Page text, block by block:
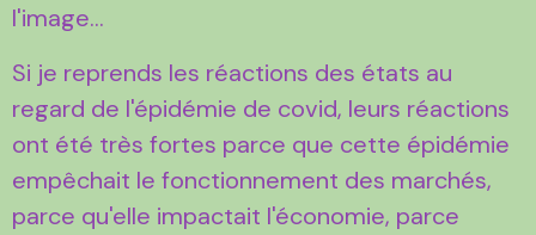
l'image...
Si je reprends les réactions des états au
regard de l'épidémie de covid, leurs réactions
ont été très fortes parce que cette épidémie
empêchait le fonctionnement des marchés,
parce qu'elle impactait l'économie, parce